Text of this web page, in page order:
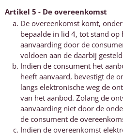
Artikel 5 - De overeenkomst
De overeenkomst komt,
bepaalde in lid 4, tot stand op
aanvaarding door de
voldoen aan de daarbij
Indien de consument het
heeft aanvaard, bevestigt de
langs elektronische weg de
van het aanbod. Zolang de
aanvaarding niet door de
de consument de
Indien de overeenkomst